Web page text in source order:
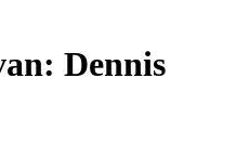
Dennis